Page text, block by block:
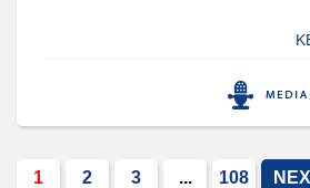
1 2 3 ... 108